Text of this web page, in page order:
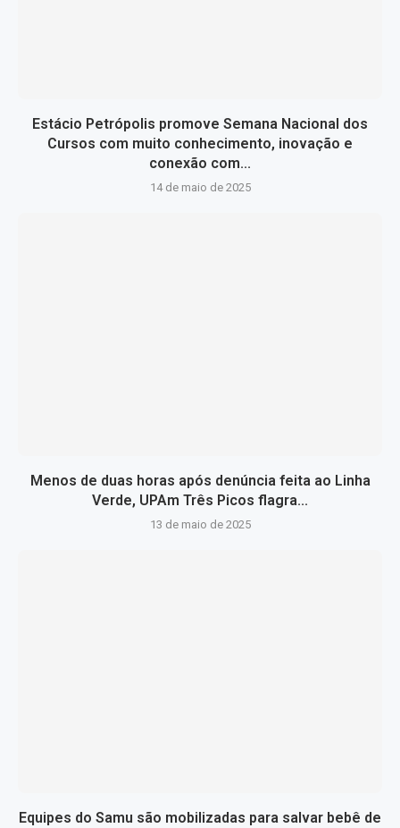
Estácio Petrópolis promove Semana Nacional dos
Cursos com muito conhecimento, inovação e
conexão com...
14 de maio de 2025
Menos de duas horas após denúncia feita ao Linha
Verde, UPAm Três Picos flagra...
13 de maio de 2025
Equipes do Samu são mobilizadas para salvar bebê de